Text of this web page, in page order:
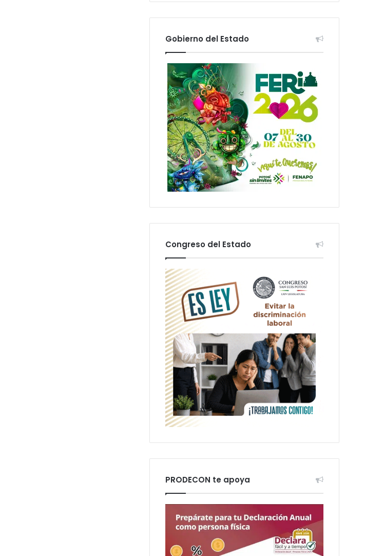
Gobierno del Estado
Congreso del Estado
PRODECON te apoya